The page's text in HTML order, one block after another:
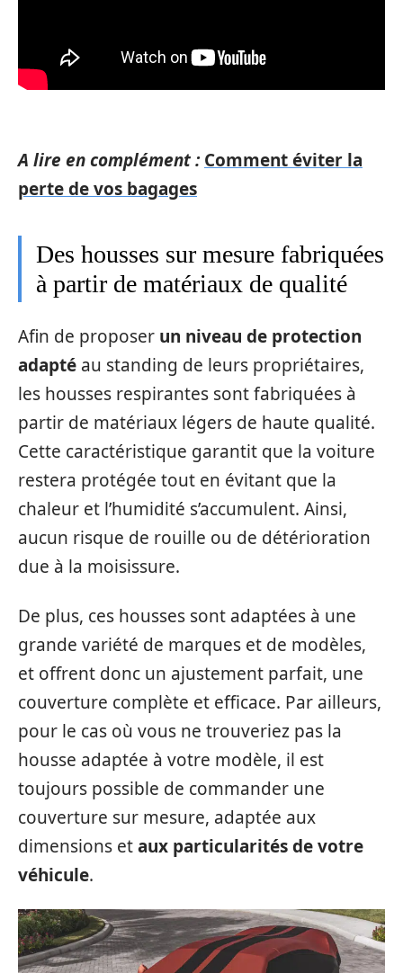
A lire en complément : Comment éviter la
perte de vos bagages
Des housses sur mesure fabriquées
à partir de matériaux de qualité
Afin de proposer un niveau de protection
adapté au standing de leurs propriétaires,
les housses respirantes sont fabriquées à
partir de matériaux légers de haute qualité.
Cette caractéristique garantit que la voiture
restera protégée tout en évitant que la
chaleur et l’humidité s’accumulent. Ainsi,
aucun risque de rouille ou de détérioration
due à la moisissure.
De plus, ces housses sont adaptées à une
grande variété de marques et de modèles,
et offrent donc un ajustement parfait, une
couverture complète et efficace. Par ailleurs,
pour le cas où vous ne trouveriez pas la
housse adaptée à votre modèle, il est
toujours possible de commander une
couverture sur mesure, adaptée aux
dimensions etaux particularités de votre
véhicule.